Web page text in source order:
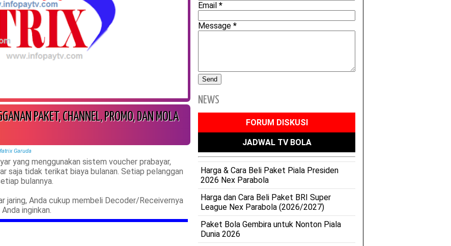
PAKET, CHANNEL, PROMO, DAN MOLA
Garuda
yang menggunakan sistem voucher prabayar,
saja tidak terikat biaya bulanan. Setiap pelanggan
bulannya.
jaring, Anda cukup membeli Decoder/Receivernya
inginkan.
Email*
Message*
NEWS
FORUM DISKUSI
JADWAL TV BOLA
Harga & Cara Beli Paket Piala Presiden
2026 Nex Parabola
Harga dan Cara Beli Paket BRI Super
League Nex Parabola (2026/2027)
Paket Bola Gembira untuk Nonton Piala
Dunia 2026